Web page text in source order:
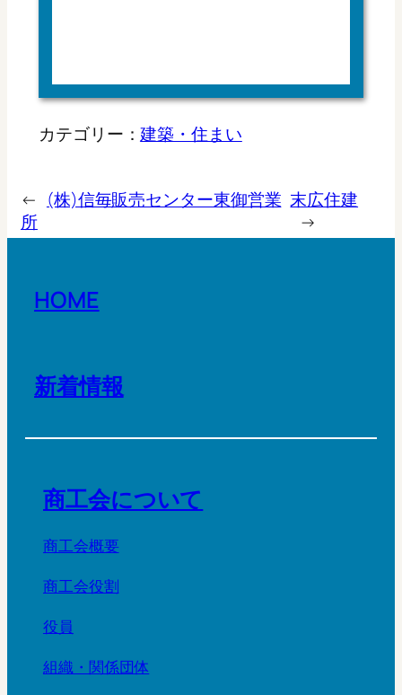
カテゴリー：建築・住まい
← (株)信毎販売センター東御営業
所
末広住建
→
HOME
新着情報
商工会について
商工会概要
商工会役割
役員
組織・関係団体